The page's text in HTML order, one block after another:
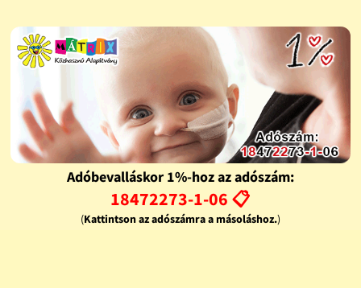
Adóbevalláskor 1%-hoz az adószám:
18472273-1-06 📋
(Kattintson az adószámra a másoláshoz.)